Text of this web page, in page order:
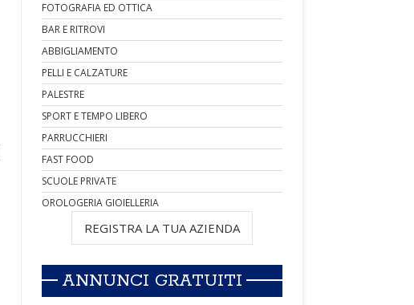
FOTOGRAFIA ED OTTICA
BAR E RITROVI
ABBIGLIAMENTO
PELLI E CALZATURE
PALESTRE
SPORT E TEMPO LIBERO
PARRUCCHIERI
FAST FOOD
SCUOLE PRIVATE
OROLOGERIA GIOIELLERIA
REGISTRA LA TUA AZIENDA
ANNUNCI GRATUITI